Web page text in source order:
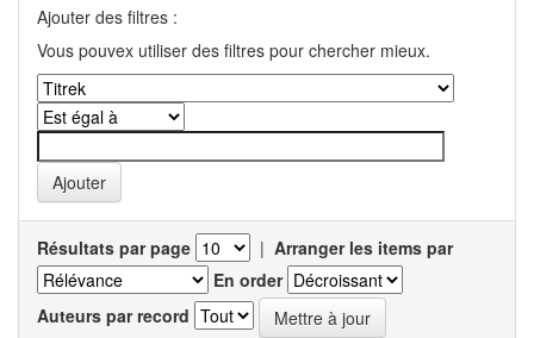
Ajouter des filtres :
Vous pouvex utiliser des filtres pour chercher mieux.
Résultats par page | Arranger les items par
En order
Auteurs par record